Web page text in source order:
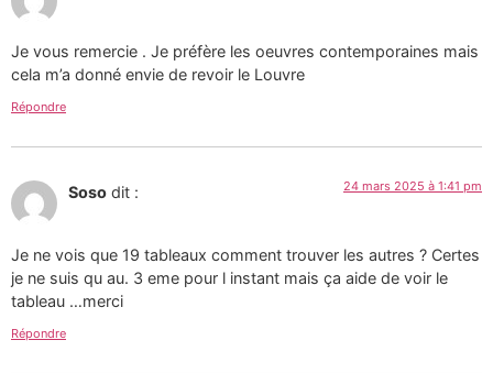
Je vous remercie . Je préfère les oeuvres contemporaines mais
cela m’a donné envie de revoir le Louvre
Répondre
Soso dit : 24 mars 2025 à 1:41 pm
Je ne vois que 19 tableaux comment trouver les autres ? Certes
je ne suis qu au. 3 eme pour l instant mais ça aide de voir le
tableau …merci
Répondre